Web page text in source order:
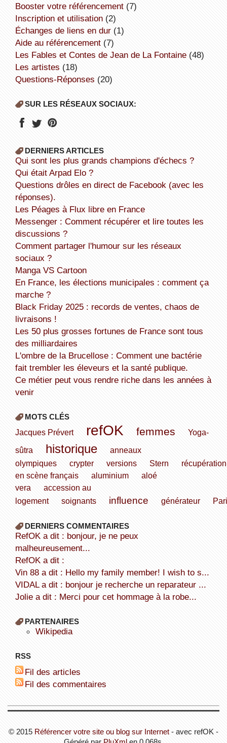
booster votre référencement(7)
inscription et utilisation(2)
échanges de liens en dur(1)
aide au référencement(7)
Les Fables et Contes de Jean de La Fontaine(48)
Les artistes (18)
Questions-Réponses (20)
SUR LES RÉSEAUX SOCIAUX:
DERNIERS ARTICLES
Qui sont les plus grands champions d'échecs ?
Qui était Arpad Elo ?
Questions drôles en direct de Facebook (avec les
réponses).
Les Péages à Flux libre en France
Messenger : Comment récupérer et lire toutes les
discussions ?
Comment partager l'humour sur les réseaux
sociaux ?
Manga VS Cartoon
En France, les élections municipales : comment ça
marche ?
Black Friday 2025 : records de ventes, chaos de
livraisons !
Les 50 plus grosses fortunes de France sont tous
des milliardaires
L'ombre de la Brucellose : Comment une bactérie
fait trembler les éleveurs et la santé publique.
Ce métier peut vous rendre riche dans les années à
venir
MOTS CLÉS
Jacques Prévert refOK femmes
Yoga-
sûtra
historique
anneaux
olympiques
crypter versions Stern
récupération
en scène français
aluminium
aloé
vera
accession au
logement
soignants influence générateur
DERNIERS COMMENTAIRES
refOK a dit : bonjour, je ne peux
malheureusement...
refOK a dit :
Vin 88 a dit : Hello my family member! I wish to s...
VIDAL a dit : bonjour je recherche un reparateur ...
Jolie a dit : Merci pour cet hommage à la robe...
PARTENAIRES
wikipedia
RSS
Fil des articles
Fil des commentaires
© 2015 Référencer votre site ou blog sur Internet - avec refOK -